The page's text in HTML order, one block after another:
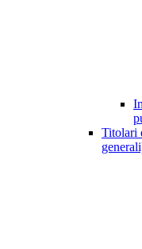
Titolari